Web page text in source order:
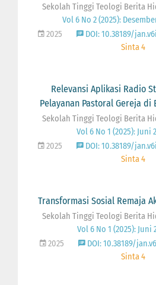
Sekolah Tinggi Teologi Berita
Vol 6 No 2 (2025):
2025
DOI: 10.38189/
Sinta 4
Relevansi Aplikasi Radio
Pelayanan Pastoral Gereja di
Sekolah Tinggi Teologi Berita
Vol 6 No 1 (2025): Juni
2025
DOI: 10.38189/
Sinta 4
Transformasi Sosial Remaja
Sekolah Tinggi Teologi Berita
Vol 6 No 1 (2025): Juni
2025
DOI: 10.38189/
Sinta 4